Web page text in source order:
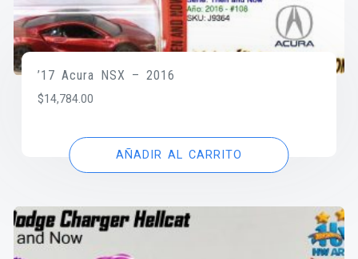
’17 Acura NSX – 2016
$14,784.00
AÑADIR AL CARRITO